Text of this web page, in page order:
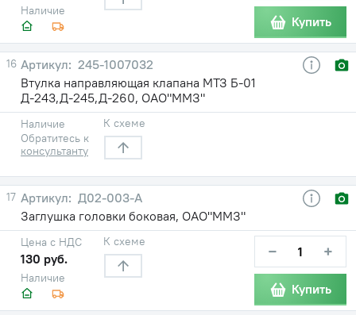
Наличие
Купить
16
245-1007032
Втулка направляющая клапана МТЗ Б-01
Д-243,Д-245,Д-260, ОАО"ММЗ"
Наличие
Обратитесь к
консультанту
К схеме
17
Д02-003-А
Заглушка головки боковая, ОАО"ММЗ"
Наличие
Цена с НДС
130 руб.
К схеме − +
Купить